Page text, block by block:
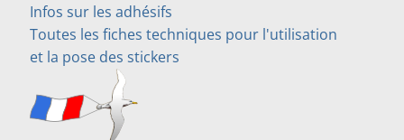
Infos sur les adhésifs
Toutes les fiches techniques pour l'utilisation
et la pose des stickers